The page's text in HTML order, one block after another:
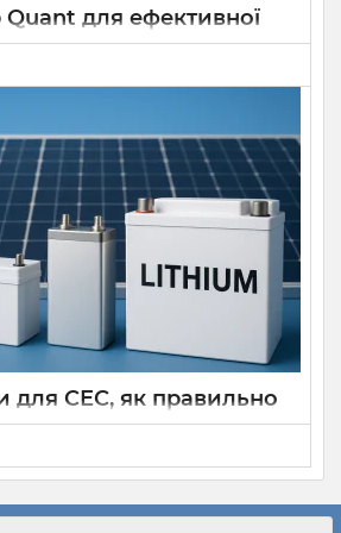
Quant для ефективної
для СЕС, як правильно
працюють на моментальну